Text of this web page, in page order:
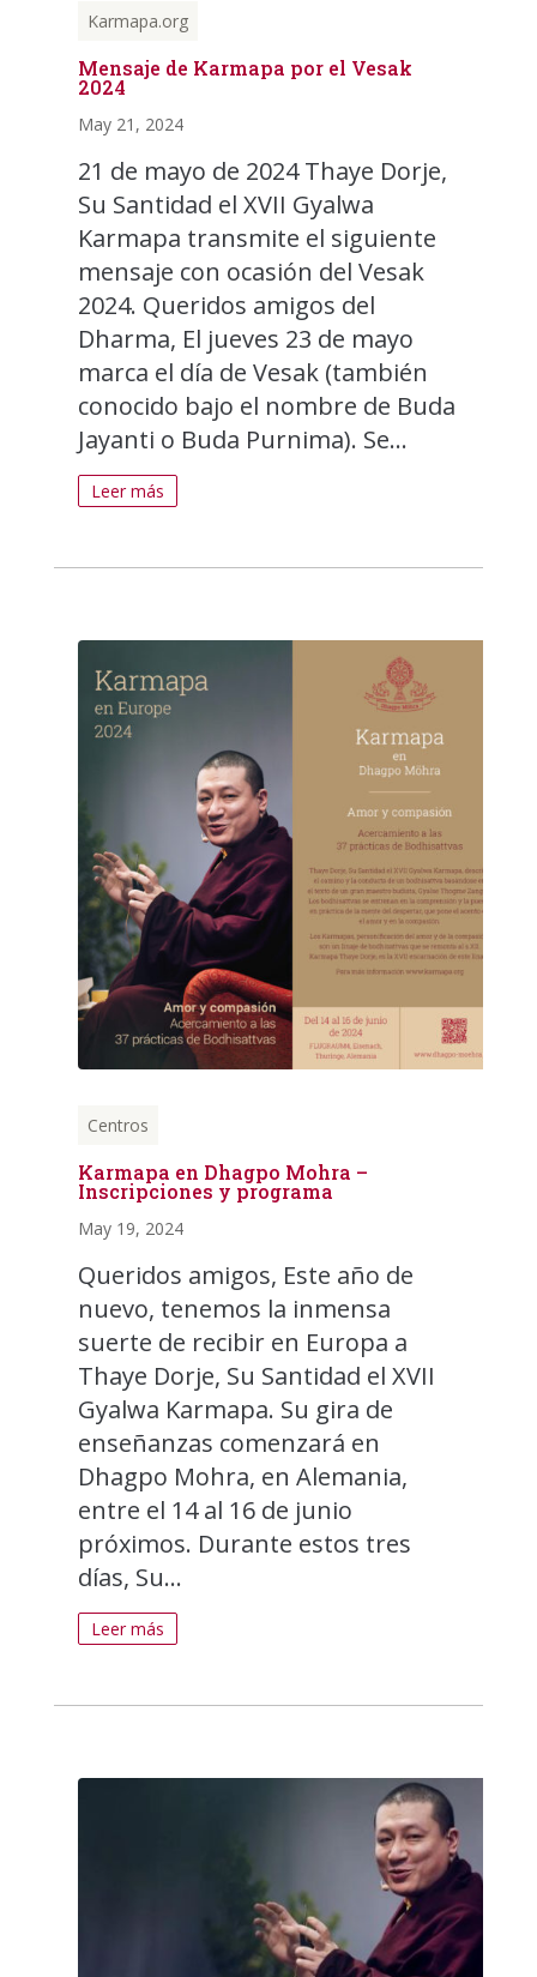
Karmapa.org
Mensaje de Karmapa por el Vesak
2024
May 21, 2024
21 de mayo de 2024 Thaye Dorje,
Su Santidad el XVII Gyalwa
Karmapa transmite el siguiente
mensaje con ocasión del Vesak
2024. Queridos amigos del
Dharma, El jueves 23 de mayo
marca el día de Vesak (también
conocido bajo el nombre de Buda
Jayanti o Buda Purnima). Se...
Leer más
Centros
Karmapa en Dhagpo Mohra –
Inscripciones y programa
May 19, 2024
Queridos amigos, Este año de
nuevo, tenemos la inmensa
suerte de recibir en Europa a
Thaye Dorje, Su Santidad el XVII
Gyalwa Karmapa. Su gira de
enseñanzas comenzará en
Dhagpo Mohra, en Alemania,
entre el 14 al 16 de junio
próximos. Durante estos tres
días, Su...
Leer más